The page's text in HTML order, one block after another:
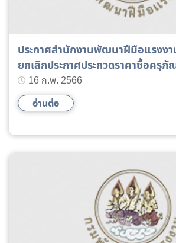
ประกาศสำนักงานพัฒนาฝีมือแรงง
ยกเลิกประกาศประกวดราคาซื้อครุ
16 ก.พ. 2566
อ่านต่อ